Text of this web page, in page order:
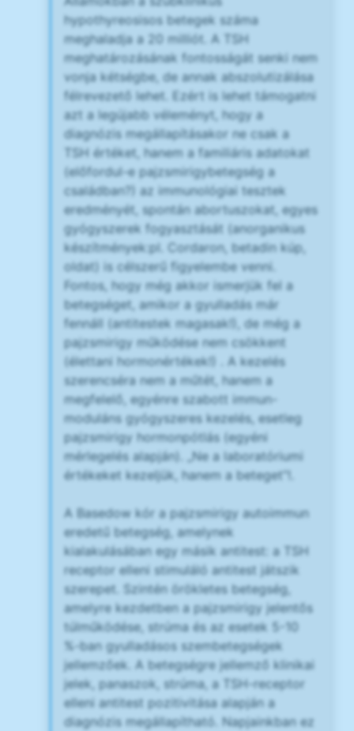
hypothyreosisos betegek száma
meghaladja a 20 milliót. A TSH
meghatározásának fontosságát senki nem
vonja kétségbe, de annak abszolutizálása
félrevezető lehet. Ezért is lehet támogatni
azt a legújabb véleményt, hogy a
diagnózis megállapításakor ne csak a
TSH értéket, hanem a familiáris adatokat
(előfordul-e pajzsmirigybetegség a
családban?) az immunológiai tesztek
eredményét, spontán abortuszokat, egyes
gyógyszerek fogyasztását (anorganikus
készítmények:pl. Cordaron, betadin kúp,
oldat) is célszerű figyelembe venni.
Fontos, hogy még akkor ismerjük fel a
betegséget, amikor a gyulladás már
fennáll (antitestek magasak!), de még a
pajzsmirigy működése nem csökkent
(élettani hormonértékek!) . A kezelés
szerencséra nem a műtét, hanem a
megfelelő, egyénre szabott immun-
moduláns gyógyszeres kezelés, esetleg
pajzsmirigy hormonpótlás (egyéni
mérlegelés alapján). „Ne a laboratóriumi
értékeket kezeljük, hanem a beteget”!.
A Basedow kór a pajzsmirigy autoimmun
eredetű betegség, amelynek
kialakulásában egy másik antitest: a TSH
receptor elleni stimuláló antitest játszik
szerepet. Szintén örökletes betegség,
amelyre kezdetben a pajzsmirigy jelentős
túlműködése, strúma és az esetek 5-10
%-ban gyulladásos szembetegségek
jellemzőek. A betegségre jellemző klinikai
jelek, panaszok, strúma, a TSH-receptor
elleni antitest pozitivitása alapján a
diagnózis megállapítható. Napjainkban ez